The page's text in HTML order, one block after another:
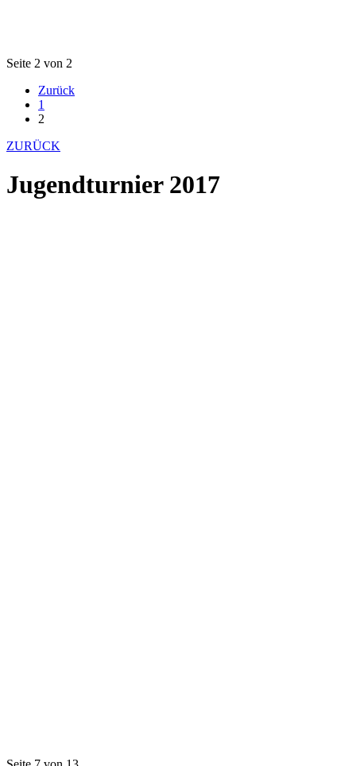
Seite 2 von 2
Zurück
1
2
ZURÜCK
Jugendturnier 2017